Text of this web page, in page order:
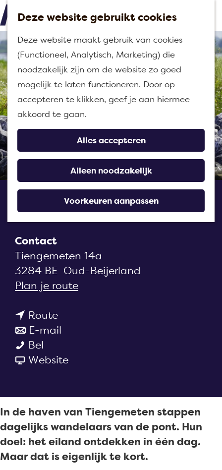
Deze website gebruikt cookies
Deze website maakt gebruik van cookies
(Functioneel, Analytisch, Marketing) die
noodzakelijk zijn om de website zo goed
mogelijk te laten functioneren. Door op
accepteren te klikken, geef je aan hiermee
akkoord te gaan.
Alles accepteren
Alleen noodzakelijk
Voorkeuren aanpassen
G
a
n
a
a
r
d
e
h
o
m
e
n
u
Natuurgebied
Tiengemeten
Contact
Tiengemeten 14a
3284 BE Oud-Beijerland
Plan je routen
r
g
e
b
Routen
a
r
u
u
r
g
E-mail
a
u
u
r
Bel
a
r
g
e
b
Websitev
a
t
u
u
In de haven van Tiengemeten stappen
dagelijks wandelaars van de pont. Hun
doel: het eiland ontdekken in één dag.
Maar dat is eigenlijk te kort.